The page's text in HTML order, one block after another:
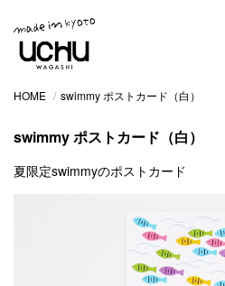
HOME / swimmy ポストカード（白）
swimmy ポストカード（白）
夏限定swimmyのポストカード